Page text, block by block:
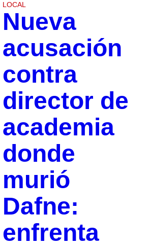
LOCAL
Nueva
acusación
contra
director de
academia
donde
murió
Dafne:
enfrenta